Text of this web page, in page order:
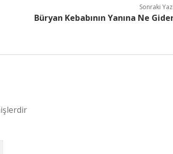
Sonraki
Büryan Kebabının Yanına Ne